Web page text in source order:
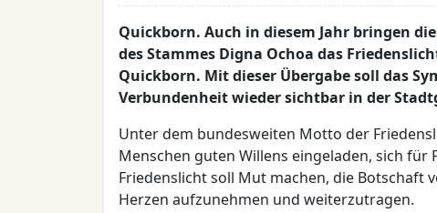
Quickborn. Auch in diesem Jahr bringen
des Stammes Digna Ochoa das
Quickborn. Mit dieser Übergabe soll das
Verbundenheit wieder sichtbar in der
Unter dem bundesweiten Motto der
Menschen guten Willens eingeladen, sich
Friedenslicht soll Mut machen, die Botschaft
Herzen aufzunehmen und weiterzutragen.